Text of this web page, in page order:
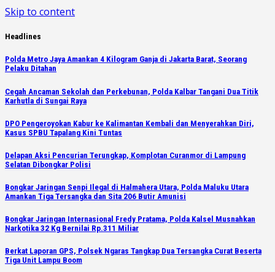
Skip to content
Headlines
Polda Metro Jaya Amankan 4 Kilogram Ganja di Jakarta Barat, Seorang
Pelaku Ditahan
Cegah Ancaman Sekolah dan Perkebunan, Polda Kalbar Tangani Dua Titik
Karhutla di Sungai Raya
DPO Pengeroyokan Kabur ke Kalimantan Kembali dan Menyerahkan Diri,
Kasus SPBU Tapalang Kini Tuntas
Delapan Aksi Pencurian Terungkap, Komplotan Curanmor di Lampung
Selatan Dibongkar Polisi
Bongkar Jaringan Senpi Ilegal di Halmahera Utara, Polda Maluku Utara
Amankan Tiga Tersangka dan Sita 206 Butir Amunisi
Bongkar Jaringan Internasional Fredy Pratama, Polda Kalsel Musnahkan
Narkotika 32 Kg Bernilai Rp.311 Miliar
Berkat Laporan GPS, Polsek Ngaras Tangkap Dua Tersangka Curat Beserta
Tiga Unit Lampu Boom